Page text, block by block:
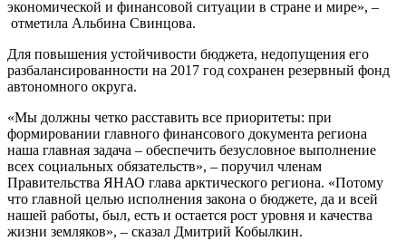
экономической и финансовой ситуации в стране и мире», –
отметила Альбина Свинцова.
Для повышения устойчивости бюджета, недопущения его
разбалансированности на 2017 год сохранен резервный фонд
автономного округа.
«Мы должны четко расставить все приоритеты: при
формировании главного финансового документа региона
наша главная задача – обеспечить безусловное выполнение
всех социальных обязательств», – поручил членам
Правительства ЯНАО глава арктического региона. «Потому
что главной целью исполнения закона о бюджете, да и всей
нашей работы, был, есть и остается рост уровня и качества
жизни земляков», – сказал Дмитрий Кобылкин.